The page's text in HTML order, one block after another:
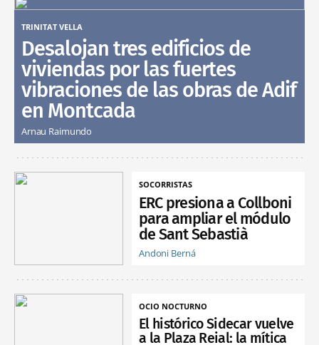
TRINITAT VELLA
Desalojan tres edificios de
viviendas por las fuertes
vibraciones de las obras de Adif
en Montcada
Arnau Raimundo
SOCORRISTAS
ERC presiona a Collboni
para ampliar el módulo
de Sant Sebastià
Andoni Berná
OCIO NOCTURNO
El histórico Sidecar vuelve
a la Plaza Reial: la mítica